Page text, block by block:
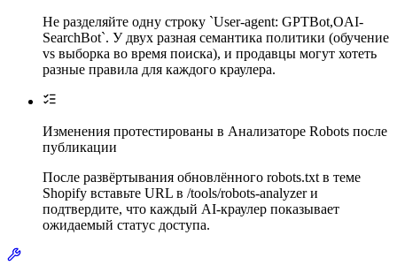
Не разделяйте одну строку `User-agent: GPTBot,OAI-
SearchBot`. У двух разная семантика политики (обучение
vs выборка во время поиска), и продавцы могут хотеть
разные правила для каждого краулера.
Изменения протестированы в Анализаторе Robots после
публикации
После развёртывания обновлённого robots.txt в теме
Shopify вставьте URL в /tools/robots-analyzer и
подтвердите, что каждый AI-краулер показывает
ожидаемый статус доступа.